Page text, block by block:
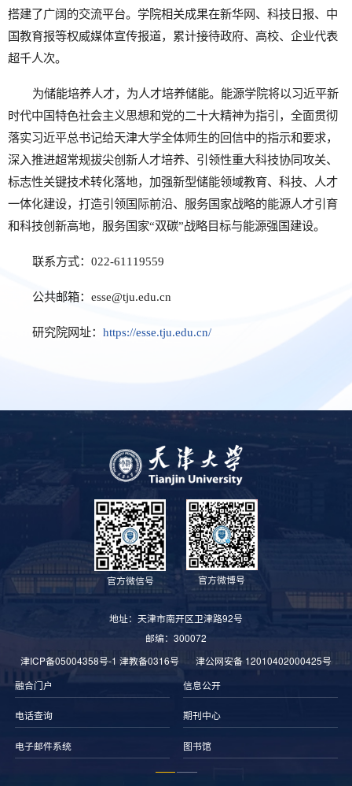
搭建了广阔的交流平台。学院相关成果在新华网、科技日报、中
国教育报等权威媒体宣传报道，累计接待政府、高校、企业代表
超千人次。
为储能培养人才，为人才培养储能。能源学院将以习近平新
时代中国特色社会主义思想和党的二十大精神为指引，全面贯彻
落实习近平总书记给天津大学全体师生的回信中的指示和要求，
深入推进超常规拔尖创新人才培养、引领性重大科技协同攻关、
标志性关键技术转化落地，加强新型储能领域教育、科技、人才
一体化建设，打造引领国际前沿、服务国家战略的能源人才引育
和科技创新高地，服务国家“双碳”战略目标与能源强国建设。
联系方式：022-61119559
公共邮箱：esse@tju.edu.cn
研究院网址： https://esse.tju.edu.cn/
官方微信号 官方微博号
地址：天津市南开区卫津路92号
邮编：300072
津ICP备05004358号-1 津教备0316号 津公网安备 12010402000425号
融合门户
电话查询
电子邮件系统
信息公开
期刊中心
图书馆